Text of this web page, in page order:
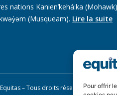
Pour offrir
nations Kanien’kehá:ka
(Musqueam). Lire la suite
– Tous droits réservés, site par